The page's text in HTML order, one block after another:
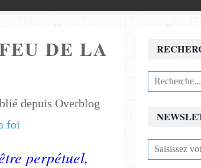
DE LA
depuis Overblog
perpétuel,